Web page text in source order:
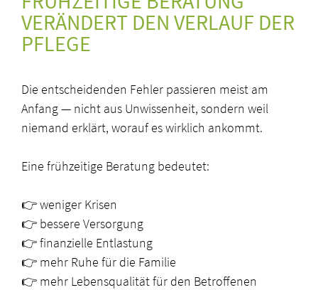
VERÄNDERT DEN VERLAUF DER
PFLEGE
Die entscheidenden Fehler passieren meist am
Anfang — nicht aus Unwissenheit, sondern weil
niemand erklärt, worauf es wirklich ankommt.
Eine frühzeitige Beratung bedeutet:
👉 weniger Krisen
👉 bessere Versorgung
👉 finanzielle Entlastung
👉 mehr Ruhe für die Familie
👉 mehr Lebensqualität für den Betroffenen